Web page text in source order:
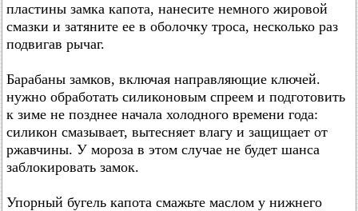
пластины замка капота, нанесите немного жировой
смазки и затяните ее в оболочку троса, несколько раз
подвигав рычаг.
Барабаны замков, включая направляющие ключей.
нужно обработать силиконовым спреем и подготовить
к зиме не позднее начала холодного времени года:
силикон смазывает, вытесняет влагу и защищает от
ржавчины. У мороза в этом случае не будет шанса
заблокировать замок.
Упорный бугель капота смажьте маслом у нижнего